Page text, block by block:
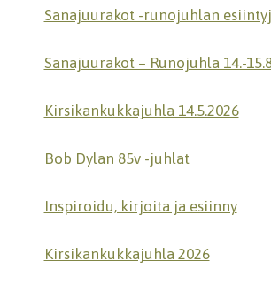
Sanajuurakot -runojuhlan
Sanajuurakot – Runojuhla 14.-
Kirsikankukkajuhla 14.5.2026
Bob Dylan 85v -juhlat
Inspiroidu, kirjoita ja esiinny
Kirsikankukkajuhla 2026